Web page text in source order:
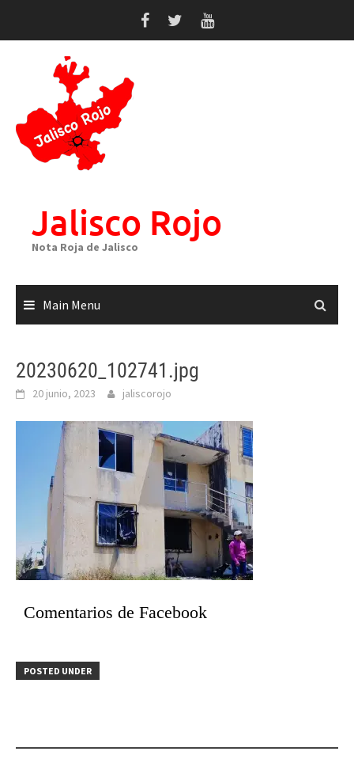
Jalisco Rojo
Nota Roja de Jalisco
Main Menu
20230620_102741.jpg
20 junio, 2023 jaliscorojo
Comentarios de Facebook
POSTED UNDER